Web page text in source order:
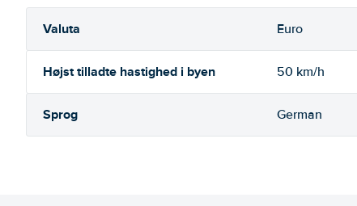
Valuta Euro
Højst tilladte hastighed i byen 50 km/h
Sprog German